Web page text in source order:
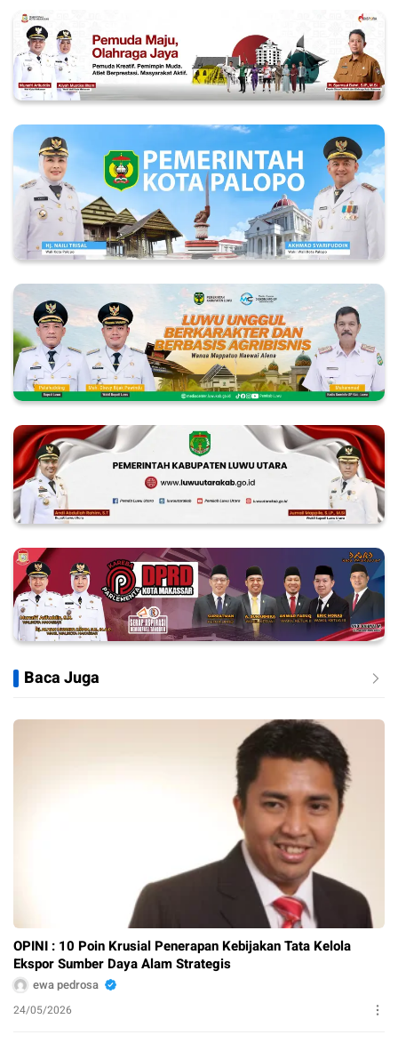
Baca Juga
OPINI : 10 Poin Krusial Penerapan Kebijakan Tata Kelola
Ekspor Sumber Daya Alam Strategis
ewa pedrosa
24/05/2026